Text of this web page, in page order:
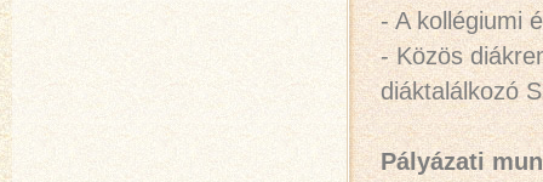
- A kollégiumi
- Közös
diáktalálkozó
Pályázati